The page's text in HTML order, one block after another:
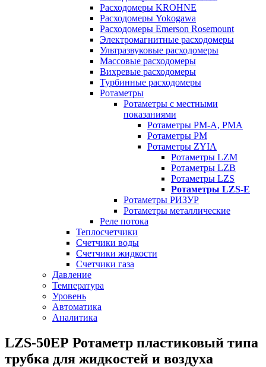
Расходомеры KROHNE
Расходомеры Yokogawa
Расходомеры Emerson Rosemount
Электромагнитные расходомеры
Ультразвуковые расходомеры
Массовые расходомеры
Вихревые расходомеры
Турбинные расходомеры
Ротаметры
Ротаметры с местными
показаниями
Ротаметры РМ-А, РМА
Ротаметры РМ
Ротаметры ZYIA
Ротаметры LZM
Ротаметры LZB
Ротаметры LZS
Ротаметры LZS-E
Ротаметры РИЗУР
Ротаметры металлические
Реле потока
Теплосчетчики
Счетчики воды
Счетчики жидкости
Счетчики газа
Давление
Температура
Уровень
Автоматика
Аналитика
LZS-50EР Ротаметр пластиковый типа
трубка для жидкостей и воздуха